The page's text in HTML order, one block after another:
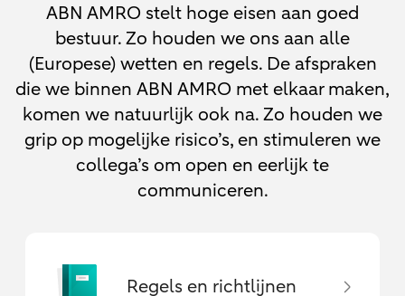
ABN AMRO stelt hoge eisen aan goed
bestuur. Zo houden we ons aan alle
(Europese) wetten en regels. De afspraken
die we binnen ABN AMRO met elkaar maken,
komen we natuurlijk ook na. Zo houden we
grip op mogelijke risico’s, en stimuleren we
collega’s om open en eerlijk te
communiceren.
Regels en richtlijnen